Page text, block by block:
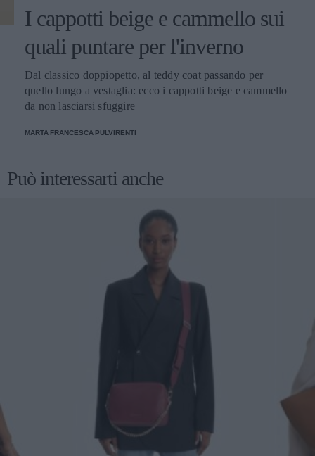
I cappotti beige e cammello sui
quali puntare per l'inverno
Dal classico doppiopetto, al teddy coat passando per
quello lungo a vestaglia: ecco i cappotti beige e cammello
da non lasciarsi sfuggire
MARTA FRANCESCA PULVIRENTI
Può interessarti anche